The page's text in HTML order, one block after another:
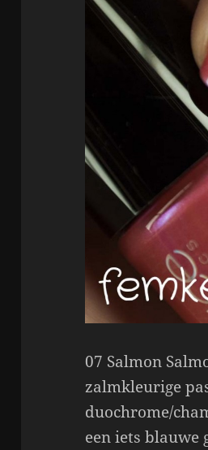
07 Salmon
zalmkleurige
duochrome/
een iets blauwe